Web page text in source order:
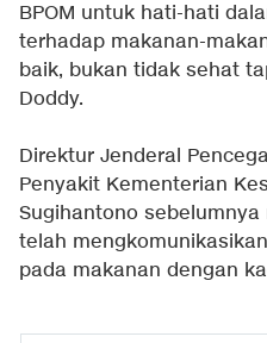
BPOM untuk hati-hati
terhadap makanan-
baik, bukan tidak sehat
Doddy.
Direktur Jenderal
Penyakit Kementerian
Sugihantono
telah
pada makanan dengan